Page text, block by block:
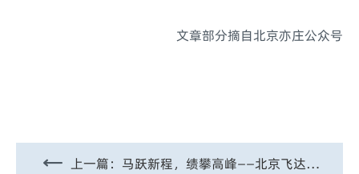
文章部分摘自北京亦庄公众号
上一篇： 马跃新程，绩攀高峰——北京飞达捷能2026年盛典暨表彰大会圆满举行